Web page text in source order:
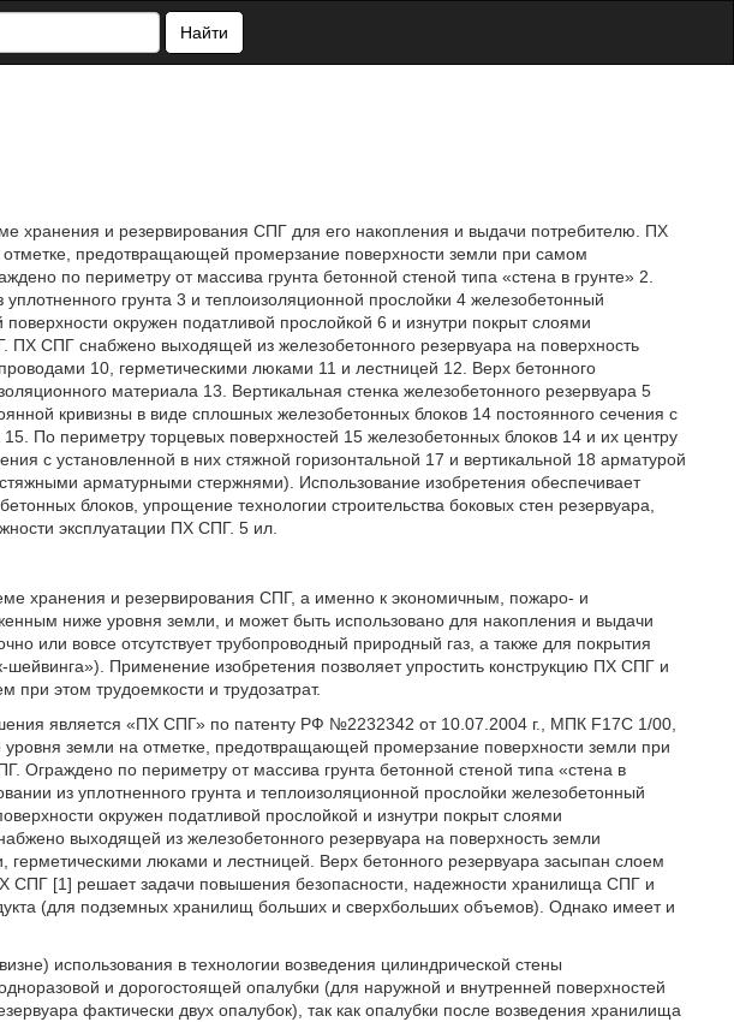
Найти
хранения и резервирования СПГ для его накопления и выдачи потребителю. ПХ
предотвращающей промерзание поверхности земли при самом
по периметру от массива грунта бетонной стеной типа «стена в грунте» 2.
грунта 3 и теплоизоляционной прослойки 4 железобетонный
окружен податливой прослойкой 6 и изнутри покрыт слоями
ПХ СПГ снабжено выходящей из железобетонного резервуара на поверхность
10, герметическими люками 11 и лестницей 12. Верх бетонного
материала 13. Вертикальная стенка железобетонного резервуара 5
кривизны в виде сплошных железобетонных блоков 14 постоянного сечения с
По периметру торцевых поверхностей 15 железобетонных блоков 14 и их центру
с установленной в них стяжной горизонтальной 17 и вертикальной 18 арматурой
арматурными стержнями). Использование изобретения обеспечивает
блоков, упрощение технологии строительства боковых стен резервуара,
эксплуатации ПХ СПГ. 5 ил.
хранения и резервирования СПГ, а именно к экономичным, пожаро- и
ниже уровня земли, и может быть использовано для накопления и выдачи
или вовсе отсутствует трубопроводный природный газ, а также для покрытия
шейвинга»). Применение изобретения позволяет упростить конструкцию ПХ СПГ и
при этом трудоемкости и трудозатрат.
является «ПХ СПГ» по патенту РФ №2232342 от 10.07.2004 г., МПК F17C 1/00,
земли на отметке, предотвращающей промерзание поверхности земли при
Ограждено по периметру от массива грунта бетонной стеной типа «стена в
из уплотненного грунта и теплоизоляционной прослойки железобетонный
окружен податливой прослойкой и изнутри покрыт слоями
выходящей из железобетонного резервуара на поверхность земли
герметическими люками и лестницей. Верх бетонного резервуара засыпан слоем
СПГ [1] решает задачи повышения безопасности, надежности хранилища СПГ и
(для подземных хранилищ больших и сверхбольших объемов). Однако имеет и
использования в технологии возведения цилиндрической стены
и дорогостоящей опалубки (для наружной и внутренней поверхностей
фактически двух опалубок), так как опалубки после возведения хранилища